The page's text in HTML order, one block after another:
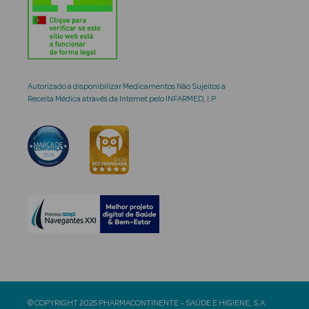
Autorizado a disponibilizar Medicamentos Não Sujeitos a
Receita Médica através da Internet pelo INFARMED, I.P.
© COPYRIGHT 2025 PHARMACONTINENTE – SAÚDE E HIGIENE, S.A.